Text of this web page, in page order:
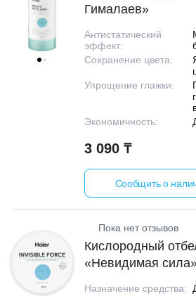
Гималаев»
Антистатический
эффект:
Сохранение цвета:
Упрощение глажки:
Экономичность:
3 090 ₸
Сообщить о
Пока нет отзывов
Кислородный
«Невидимая
Назначение средства: